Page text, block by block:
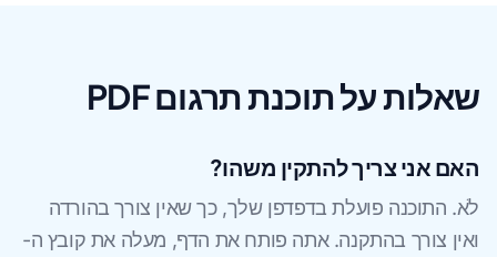
שאלות על תוכנת תרגום PDF
האם אני צריך להתקין משהו?
לֹא. התוכנה פועלת בדפדפן שלך, כך שאין צורך בהורדה
ואין צורך בהתקנה. אתה פותח את הדף, מעלה את קובץ ה-